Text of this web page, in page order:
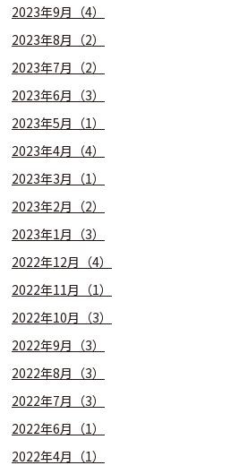
2023年9月（4）
2023年8月（2）
2023年7月（2）
2023年6月（3）
2023年5月（1）
2023年4月（4）
2023年3月（1）
2023年2月（2）
2023年1月（3）
2022年12月（4）
2022年11月（1）
2022年10月（3）
2022年9月（3）
2022年8月（3）
2022年7月（3）
2022年6月（1）
2022年4月（1）